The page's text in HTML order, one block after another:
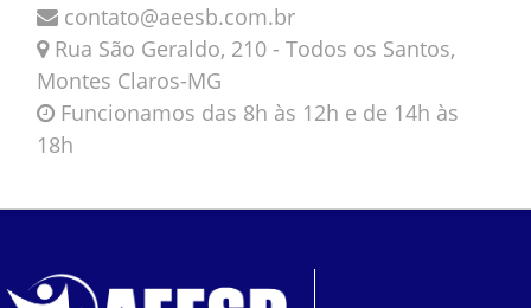
contato@aeesb.com.br
Rua São Geraldo, 210 - Todos os Santos,
Montes Claros-MG
Funcionamos das 8h às 12h e de 14h às
18h